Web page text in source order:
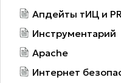
Апдейты тИЦ и PR
Инструментарий
Apache
Интернет